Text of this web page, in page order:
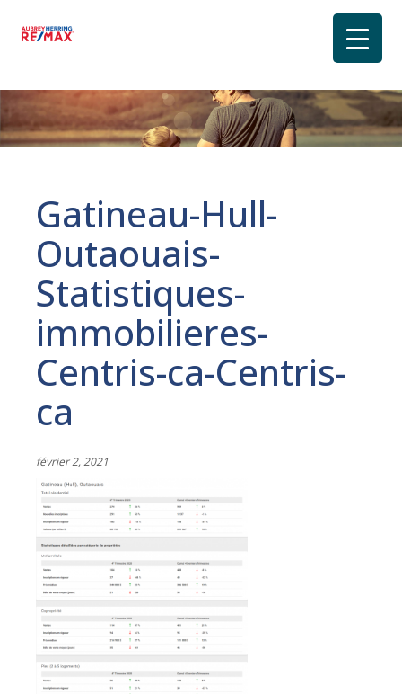
Gatineau-Hull-
Outaouais-
Statistiques-
immobilieres-
Centris-ca-Centris-
ca
février 2, 2021